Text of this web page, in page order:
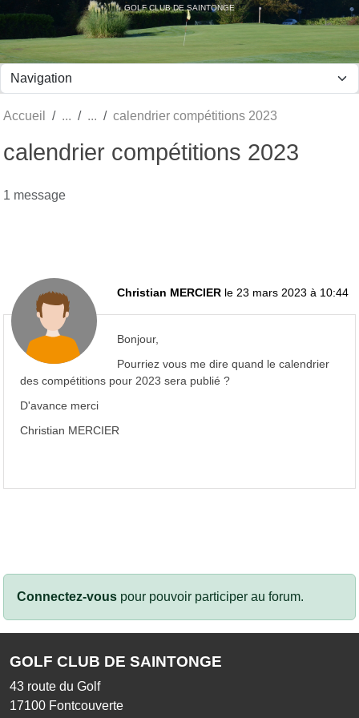
GOLF CLUB DE SAINTONGE
Accueil calendrier compétitions 2023
calendrier compétitions 2023
1 message
Christian MERCIER le 23 mars 2023 à 10:44
Bonjour,
Pourriez vous me dire quand le calendrier
des compétitions pour 2023 sera publié ?
D'avance merci
Christian MERCIER
Connectez-vous pour pouvoir participer au forum.
GOLF CLUB DE SAINTONGE
43 route du Golf
17100 Fontcouverte
Panneau de gestion des cookies